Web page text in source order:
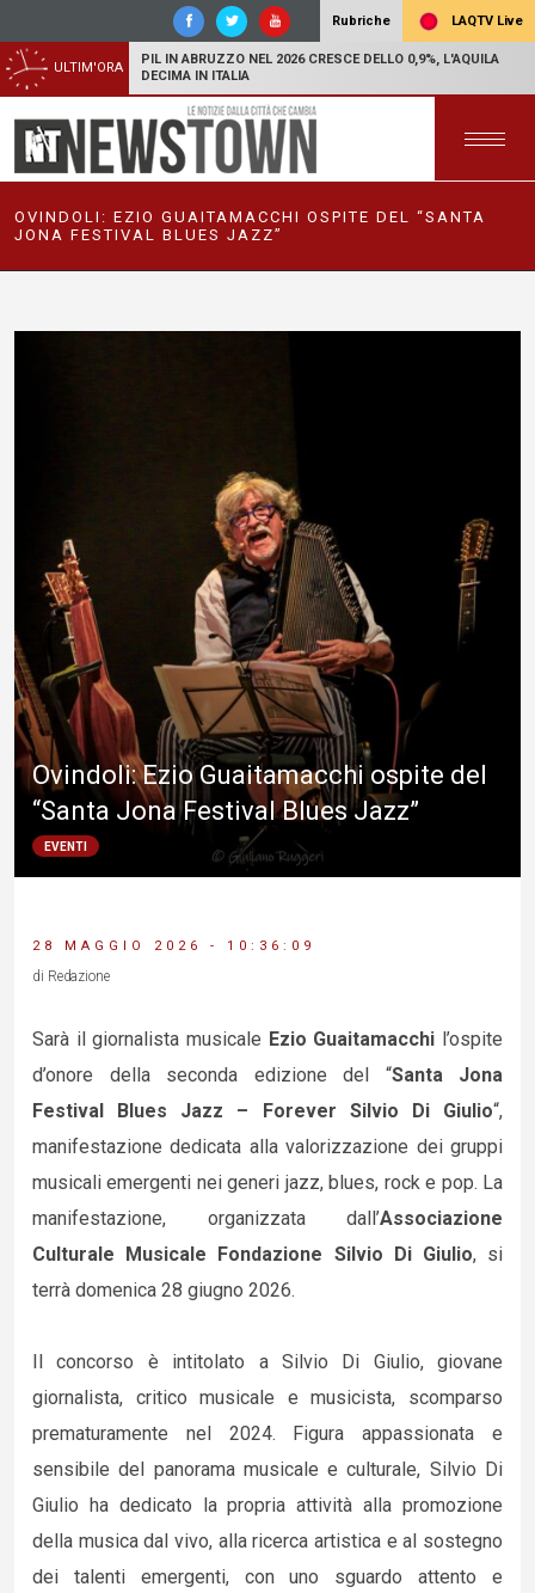
Rubriche LAQTV Live
ULTIM'ORA
PIL IN ABRUZZO NEL 2026 CRESCE DELLO 0,9%, L'AQUILA
DECIMA IN ITALIA
OVINDOLI: EZIO GUAITAMACCHI OSPITE DEL “SANTA
JONA FESTIVAL BLUES JAZZ”
Ovindoli: Ezio Guaitamacchi ospite del
“Santa Jona Festival Blues Jazz”
EVENTI
28 MAGGIO 2026 - 10:36:09
di Redazione
Sarà il giornalista musicale Ezio Guaitamacchi l’ospite
d’onore della seconda edizione del “Santa Jona
Festival Blues Jazz – Forever Silvio Di Giulio“,
manifestazione dedicata alla valorizzazione dei gruppi
musicali emergenti nei generi jazz, blues, rock e pop. La
manifestazione, organizzata dall’Associazione
Culturale Musicale Fondazione Silvio Di Giulio, si
terrà domenica 28 giugno 2026.
Il concorso è intitolato a Silvio Di Giulio, giovane
giornalista, critico musicale e musicista, scomparso
prematuramente nel 2024. Figura appassionata e
sensibile del panorama musicale e culturale, Silvio Di
Giulio ha dedicato la propria attività alla promozione
della musica dal vivo, alla ricerca artistica e al sostegno
dei talenti emergenti, con uno sguardo attento e